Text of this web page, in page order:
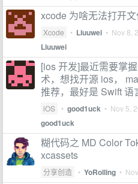
xcode 为啥无法打开文
Xcode • Liuuwei • Nov 8,
Liuuwei
[ios 开发]最近需要掌
术，想找开源 ios，
推荐，最好是 Swift 语
iOS • good1uck • Nov 5,
good1uck
糊代码之 MD Color
xcassets
分享创造 • YoRolling •